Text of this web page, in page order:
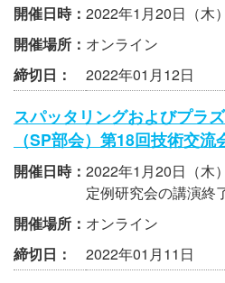
開催日時： 2022年1月20日（木
開催場所： オンライン
締切日：
2022年01月12日
スパッタリングおよびプラ
（SP部会）第18回技術交流
開催日時： 2022年1月20日（木
定例研究会の講演終
開催場所： オンライン
締切日：
2022年01月11日